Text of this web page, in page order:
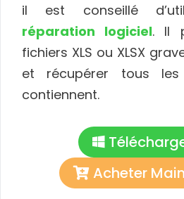
il est conseillé
réparation logiciel. Il
fichiers XLS ou XLSX
et récupérer tous les
contiennent.
Acheter